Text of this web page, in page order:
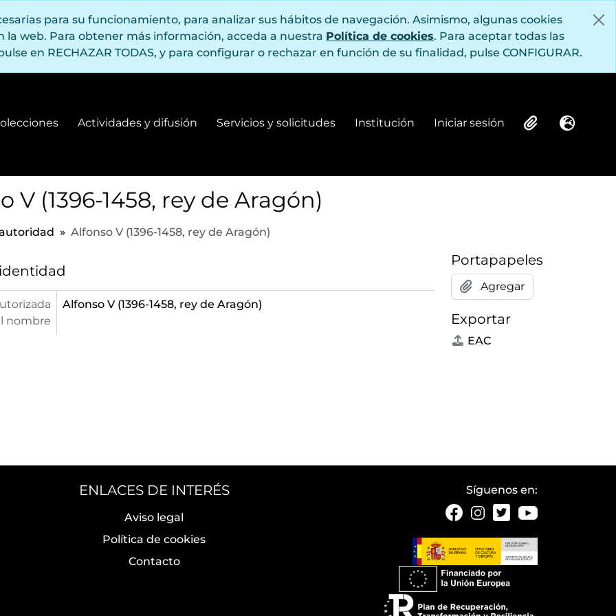
para su funcionamiento, para analizar sus hábitos de navegación. Asimismo, algunas cookies
web. Para obtener más información, acceda a nuestra Política de cookies. Para aceptar todas las
en RECHAZAR TODAS, y para configurar o rechazar en función de su finalidad, pulse CONFIGURAR.
y colecciones
Actividades y difusión
Actividades y difusión
Servicios y solicitudes Institución
Institución
Iniciar sesión
Iniciar sesión ClipboardIdioma
V (1396-1458, rey de Aragón)
Alfonso V (1396-1458, rey de Aragón)
nombre
Alfonso V (1396-1458, rey de Aragón)
Portapapeles
Agregar
Exportar
EAC
ENLACES DE INTERÉS
Aviso legal
Política de cookies
Contacto
Síguenos en: